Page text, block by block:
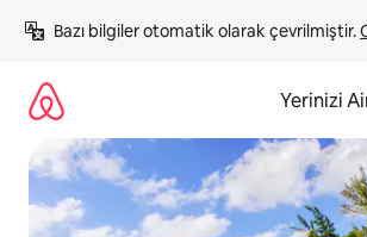
atla
Bazı bilgiler otomatik olarak çevrilmiştir.
Yerinizi